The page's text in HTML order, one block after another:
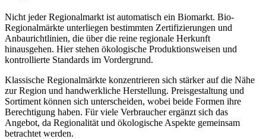
Nicht jeder Regionalmarkt ist automatisch ein Biomarkt. Bio-
Regionalmärkte unterliegen bestimmten Zertifizierungen und
Anbaurichtlinien, die über die reine regionale Herkunft
hinausgehen. Hier stehen ökologische Produktionsweisen und
kontrollierte Standards im Vordergrund.
Klassische Regionalmärkte konzentrieren sich stärker auf die Nähe
zur Region und handwerkliche Herstellung. Preisgestaltung und
Sortiment können sich unterscheiden, wobei beide Formen ihre
Berechtigung haben. Für viele Verbraucher ergänzt sich das
Angebot, da Regionalität und ökologische Aspekte gemeinsam
betrachtet werden.